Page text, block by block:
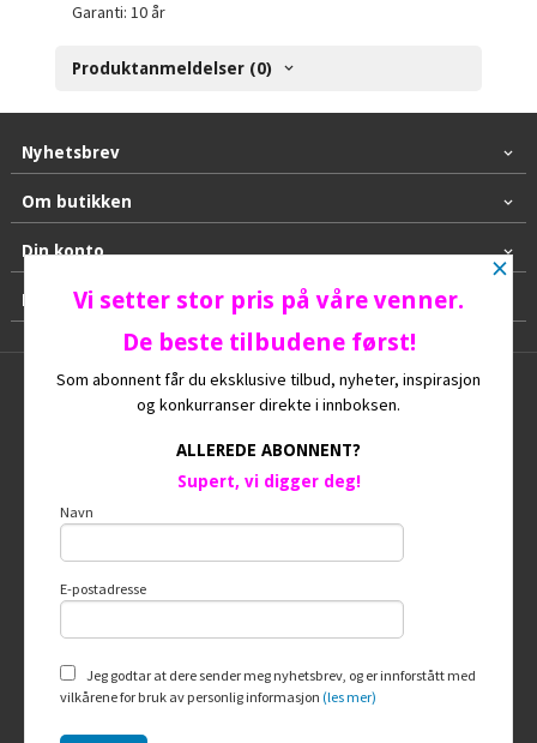
Garanti: 10 år
Produktanmeldelser (0)
Nyhetsbrev
Om butikken
Din konto
Kontakt oss
Kjøpsbetingelser Sikkerhet og personvern
Nyhetsbrev Ofte stilte spørsmål
© HUNDEGAARD
Vår nettbutikk bruker cookies slik at du
yte deg bedre service. Vi bruker cookies
hovedsaklig til å lagre
innloggingsdetaljer og huske hva du
bruke siden som normalt om du godtar
×
Vi setter stor pris på våre venner.
De beste tilbudene først!
Som abonnent får du eksklusive tilbud, nyheter, inspirasjon
og konkurranser direkte i innboksen.
ALLEREDE ABONNENT?
Supert, vi digger deg!
Navn
E-postadresse
Jeg godtar at dere sender meg nyhetsbrev, og er innforstått med
vilkårene for bruk av personlig informasjon (les mer)